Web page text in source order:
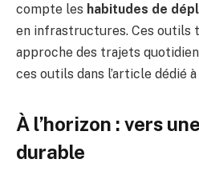
compte les habitudes de
en infrastructures. Ces outils
approche des trajets
ces outils dans l’article dédié
À l’horizon : vers
durable